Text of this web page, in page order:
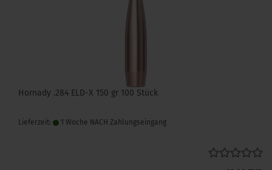
Hornady .284 ELD-X 150 gr 100 Stück
Lieferzeit: 1 Woche NACH Zahlungseingang